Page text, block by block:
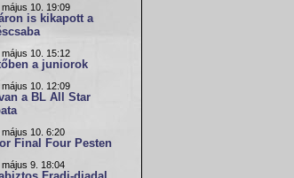
10. 19:09
is kikapott a
10. 15:12
a juniorok
10. 12:09
a BL All Star
10. 6:20
Final Four Pesten
9. 18:04